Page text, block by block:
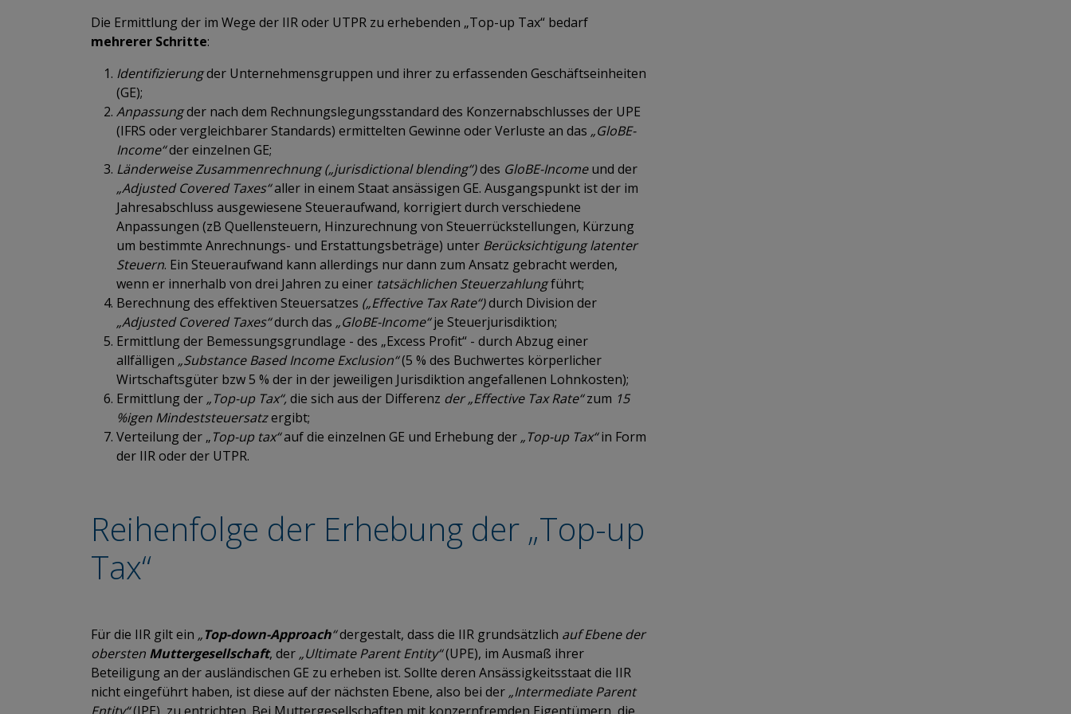
Die Ermittlung der im Wege der IIR oder UTPR zu erhebenden „Top-up Tax“ bedarf
mehrerer Schritte:
Identifizierungder Unternehmensgruppen und ihrer zu erfassenden Geschäftseinheiten
(GE);
Anpassungder nach dem Rechnungslegungsstandard des Konzernabschlusses der UPE
(IFRS oder vergleichbarer Standards) ermittelten Gewinne oder Verluste an das „GloBE-
Income“der einzelnen GE;
Länderweise Zusammenrechnung („jurisdictional blending“)des GloBE-Incomeund der
„Adjusted Covered Taxes“aller in einem Staat ansässigen GE. Ausgangspunkt ist der im
Jahresabschluss ausgewiesene Steueraufwand, korrigiert durch verschiedene
Anpassungen (zB Quellensteuern, Hinzurechnung von Steuerrückstellungen, Kürzung
um bestimmte Anrechnungs- und Erstattungsbeträge) unter Berücksichtigung latenter
Steuern. Ein Steueraufwand kann allerdings nur dann zum Ansatz gebracht werden,
wenn er innerhalb von drei Jahren zu einer tatsächlichen Steuerzahlungführt;
Berechnung des effektiven Steuersatzes („Effective Tax Rate“)durch Division der
„Adjusted Covered Taxes“durch das „GloBE-Income“je Steuerjurisdiktion;
Ermittlung der Bemessungsgrundlage - des „Excess Profit“ - durch Abzug einer
allfälligen „Substance Based Income Exclusion“(5 % des Buchwertes körperlicher
Wirtschaftsgüter bzw 5 % der in der jeweiligen Jurisdiktion angefallenen Lohnkosten);
Ermittlung der „Top-up Tax“,die sich aus der Differenz der „Effective Tax Rate“zum 15
%igen Mindeststeuersatzergibt;
Verteilung der „Top-up tax“auf die einzelnen GE und Erhebung der „Top-up Tax“in Form
der IIR oder der UTPR.
Reihenfolge der Erhebung der „Top-up
Tax“
Für die IIR gilt ein „Top-down-Approach“dergestalt, dass die IIR grundsätzlich auf Ebene der
obersten Muttergesellschaft, der „Ultimate Parent Entity“(UPE), im Ausmaß ihrer
Beteiligung an der ausländischen GE zu erheben ist. Sollte deren Ansässigkeitsstaat die IIR
nicht eingeführt haben, ist diese auf der nächsten Ebene, also bei der „Intermediate Parent